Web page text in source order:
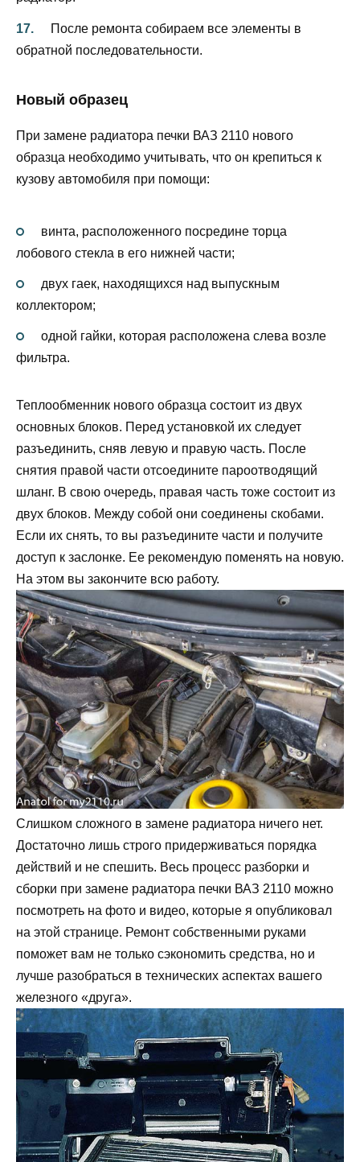
После ремонта собираем все элементы в
обратной последовательности.
Новый образец
При замене радиатора печки ВАЗ 2110 нового
образца необходимо учитывать, что он крепиться к
кузову автомобиля при помощи:
винта, расположенного посредине торца
лобового стекла в его нижней части;
двух гаек, находящихся над выпускным
коллектором;
одной гайки, которая расположена слева возле
фильтра.
Теплообменник нового образца состоит из двух
основных блоков. Перед установкой их следует
разъединить, сняв левую и правую часть. После
снятия правой части отсоедините пароотводящий
шланг. В свою очередь, правая часть тоже состоит из
двух блоков. Между собой они соединены скобами.
Если их снять, то вы разъедините части и получите
доступ к заслонке. Ее рекомендую поменять на новую.
На этом вы закончите всю работу.
Слишком сложного в замене радиатора ничего нет.
Достаточно лишь строго придерживаться порядка
действий и не спешить. Весь процесс разборки и
сборки при замене радиатора печки ВАЗ 2110 можно
посмотреть на фото и видео, которые я опубликовал
на этой странице. Ремонт собственными руками
поможет вам не только сэкономить средства, но и
лучше разобраться в технических аспектах вашего
железного «друга».